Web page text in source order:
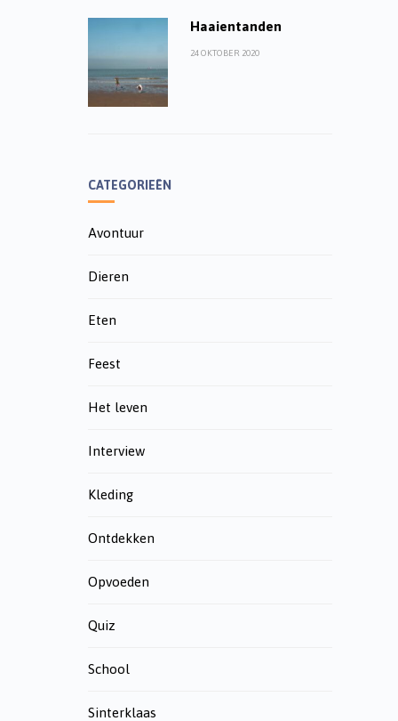
Haaientanden
24 OKTOBER 2020
CATEGORIEËN
Avontuur
Dieren
Eten
Feest
Het leven
Interview
Kleding
Ontdekken
Opvoeden
Quiz
School
Sinterklaas